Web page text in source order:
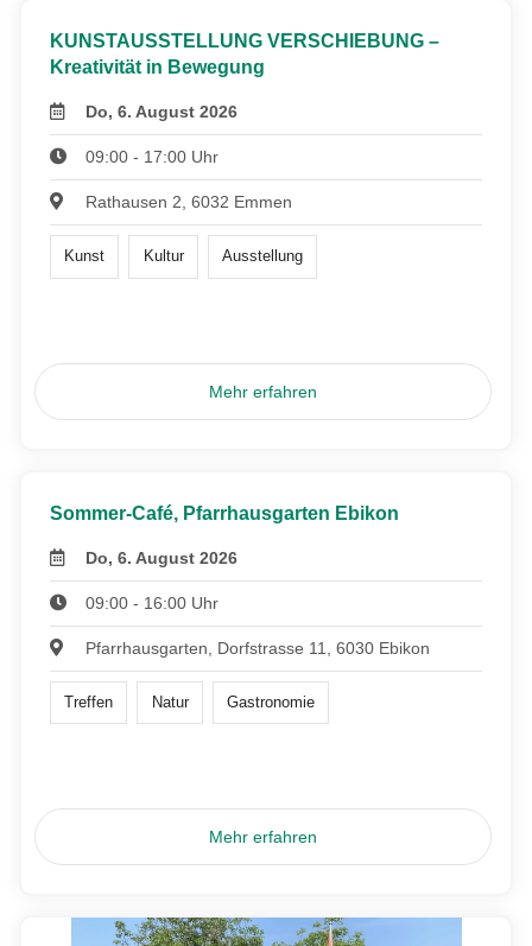
KUNSTAUSSTELLUNG VERSCHIEBUNG –
Kreativität in Bewegung
Do, 6. August 2026
09:00 - 17:00 Uhr
Rathausen 2, 6032 Emmen
Kunst Kultur Ausstellung
Mehr erfahren
Sommer-Café, Pfarrhausgarten Ebikon
Do, 6. August 2026
09:00 - 16:00 Uhr
Pfarrhausgarten, Dorfstrasse 11, 6030 Ebikon
Treffen Natur Gastronomie
Mehr erfahren